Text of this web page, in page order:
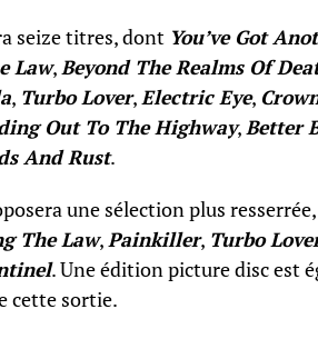
seize titres, dont You’ve Got
Law,Beyond The Realms Of
, Turbo Lover,Electric Eye,
Out To The Highway,Better
And Rust.
une sélection plus
The Law,Painkiller, Turbo
. Une édition picture disc est
cette sortie.